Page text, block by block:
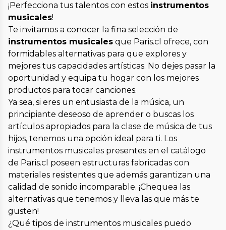
¡Perfecciona tus talentos con estos instrumentos
musicales!
Te invitamos a conocer la fina selección de
instrumentos musicales que Paris.cl ofrece, con
formidables alternativas para que explores y
mejores tus capacidades artísticas. No dejes pasar la
oportunidad y equipa tu hogar con los mejores
productos para tocar canciones.
Ya sea, si eres un entusiasta de la música, un
principiante deseoso de aprender o buscas los
artículos apropiados para la clase de música de tus
hijos, tenemos una opción ideal para ti. Los
instrumentos musicales presentes en el catálogo
de Paris.cl poseen estructuras fabricadas con
materiales resistentes que además garantizan una
calidad de sonido incomparable. ¡Chequea las
alternativas que tenemos y lleva las que más te
gusten!
¿Qué tipos de instrumentos musicales puedo